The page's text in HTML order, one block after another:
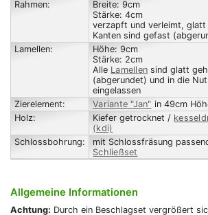
Rahmen:
Breite: 9cm
Stärke: 4cm
verzapft und verleimt, glatt
Kanten sind gefast
Lamellen:
Höhe: 9cm
Stärke: 2cm
Alle Lamellen sind glatt
(abgerundet) und in die
eingelassen
Zierelement:
Variante "Jan" in 49cm
Holz:
Kiefer getrocknet /
(kdi)
Schlossbohrung:
mit Schlossfräsung
Schließset
Allgemeine Informationen
Achtung: Durch ein Beschlagset vergrößert